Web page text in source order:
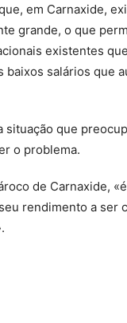
em Carnaxide,
grande, o que
existentes
baixos salários que
situação que
o problema.
de Carnaxide,
rendimento a ser